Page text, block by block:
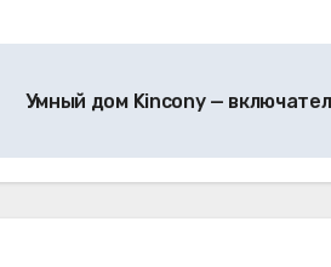
Умный дом Kincony —